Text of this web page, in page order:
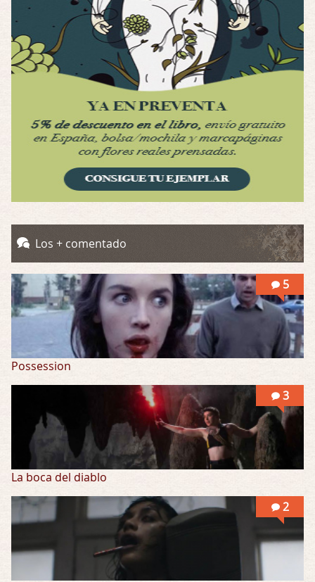
Se llama la posesión en castellano, está …
Obsession
Por: Mariano
Una película normalita, nada del otro mun …
Por: Chica Stark
Al principio por el hype que la dieron iba …
Possession
Posesión Infernal: En Llamas
Por: Skalope
Totalmente de acuerdo Ignacio. La he disfr …
Los + comentado
5
Possession
3
La boca del diablo
2